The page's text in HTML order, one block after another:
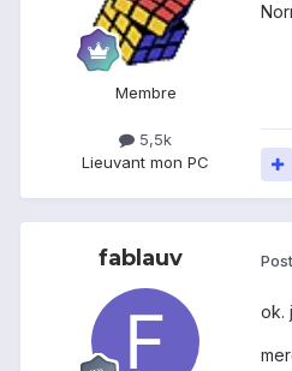
Membre
5,5k
Lieuvant mon PC
fablauv
ok.